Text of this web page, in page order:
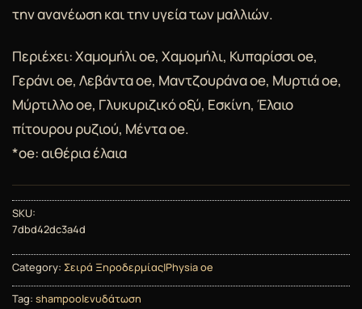
την ανανέωση και την υγεία των μαλλιών.
Περιέχει: Χαμομήλι oe, Χαμομήλι, Κυπαρίσσι oe,
Γεράνι oe, Λεβάντα oe, Μαντζουράνα oe, Μυρτιά oe,
Μύρτιλλο oe, Γλυκυριζικό οξύ, Εσκίνη, Έλαιο
πίτουρου ρυζιού, Μέντα oe.
*oe: αιθέρια έλαια
SKU:
7dbd42dc3a4d
Category: Σειρά Ξηροδερμίας|Physia oe
Tag: shampoo|ενυδάτωση